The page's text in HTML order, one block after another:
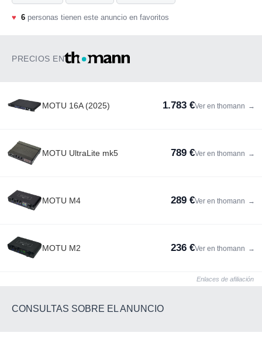
♥ 6 personas tienen este anuncio en favoritos
PRECIOS EN
MOTU 16A (2025) 1.783 €Ver en thomann →
MOTU UltraLite mk5 789 €Ver en thomann →
MOTU M4 289 €Ver en thomann →
MOTU M2 236 €Ver en thomann →
Enlaces de afiliación
CONSULTAS SOBRE EL ANUNCIO